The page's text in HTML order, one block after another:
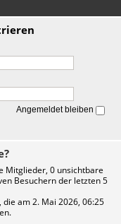
Angemeldet bleiben
Mitglieder, 0 unsichtbare
Besuchern der letzten 5
die am 2. Mai 2026, 06:25